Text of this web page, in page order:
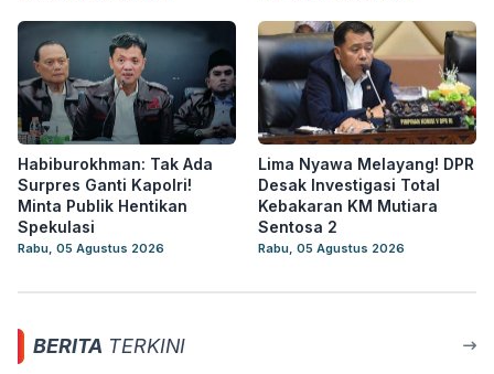
Habiburokhman: Tak Ada
Surpres Ganti Kapolri!
Minta Publik Hentikan
Spekulasi
Rabu, 05 Agustus 2026
Lima Nyawa Melayang! DPR
Desak Investigasi Total
Kebakaran KM Mutiara
Sentosa 2
Rabu, 05 Agustus 2026
BERITA TERKINI